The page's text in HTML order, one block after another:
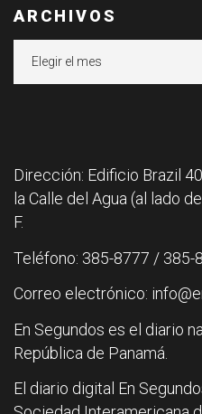
ARCHIVOS
Dirección: Edificio Brazil
la Calle del Agua (al lado
F.
Teléfono: 385-8777 / 385-
Correo electrónico:
En Segundos es el diario
República de Panamá.
El diario digital En